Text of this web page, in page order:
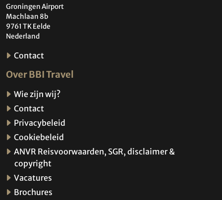
Groningen Airport
Machlaan 8b
9761 TK Eelde
Nederland
Contact
Over BBI Travel
Wie zijn wij?
Contact
Privacybeleid
Cookiebeleid
ANVR Reisvoorwaarden, SGR, disclaimer &
copyright
Vacatures
Brochures